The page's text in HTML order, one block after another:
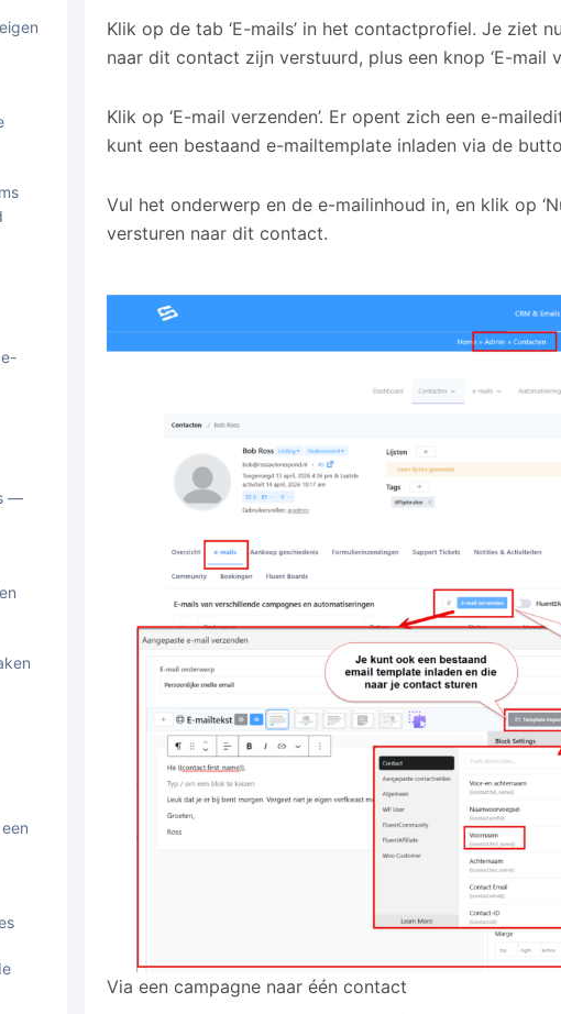
—
Klik op de tab ‘E-mails’ in het contactprofiel. Je ziet
naar dit contact zijn verstuurd, plus een knop ‘E-mail
Klik op ‘E-mail verzenden’. Er opent zich een e-
kunt een bestaand e-mailtemplate inladen via de
Vul het onderwerp en de e-mailinhoud in, en klik op
versturen naar dit contact.
Via een campagne naar één contact